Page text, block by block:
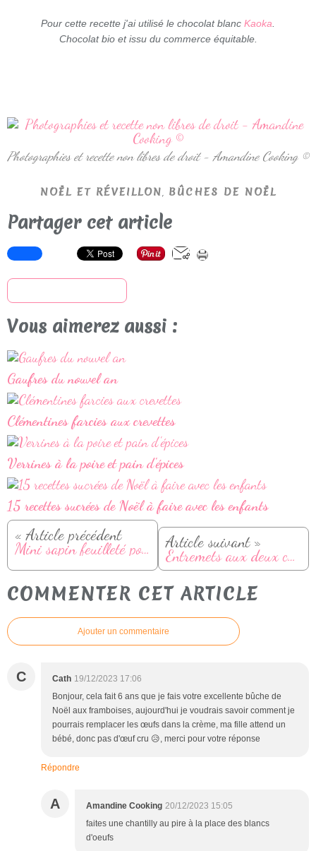
Pour cette recette j'ai utilisé le chocolat blanc Kaoka
Chocolat bio et issu du commerce équitable.
Photographies et recette non libres de droit - Amandine Cooking ©
NOËL ET RÉVEILLON, BÛCHES DE NOËL
Partager cet article
Vous aimerez aussi :
Gaufres du nouvel an
Clémentines farcies aux crevettes
Verrines à la poire et pain d'épices
15 recettes sucrées de Noël à faire avec les enfants
« Article précédent
Mini sapin feuilleté pour un apéro de Noël express Article suivant »
Entremets aux deux chocolats et praliné
COMMENTER CET ARTICLE
Ajouter un commentaire
C Cath 19/12/2023 17:06
Bonjour, cela fait 6 ans que je fais votre excellente bûche de
Noël aux framboises, aujourd'hui je voudrais savoir comment je
pourrais remplacer les œufs dans la crème, ma fille attend un
bébé, donc pas d'œuf cru 😥, merci pour votre réponse
Répondre
A Amandine Cooking 20/12/2023 15:05
faites une chantilly au pire à la place des blancs
d'oeufs